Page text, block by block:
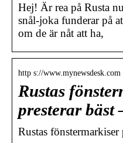
Hej! Är rea på Rusta
snål-joka funderar på
om de är nåt att ha,
http s://www.mynewsdesk.com
Rustas
presterar bäst
Rustas fönstermarkiser